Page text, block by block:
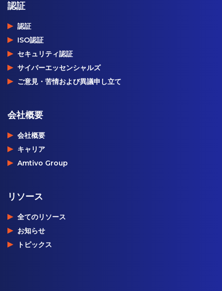
認証
認証
ISO認証
セキュリティ認証
サイバーエッセンシャルズ
ご意見・苦情および異議申し立て
会社概要
会社概要
キャリア
Amtivo Group
リソース
全てのリソース
お知らせ
トピックス